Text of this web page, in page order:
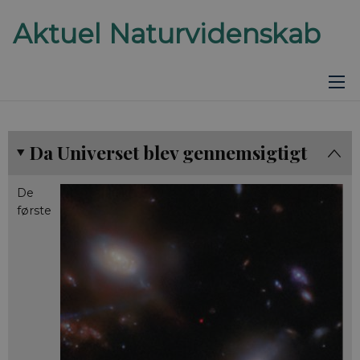
Da Universet blev gennemsigtigt
De
første